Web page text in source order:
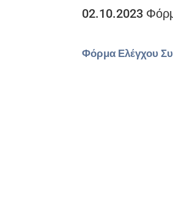
02.10.2023
Φόρμα Ελέγχου